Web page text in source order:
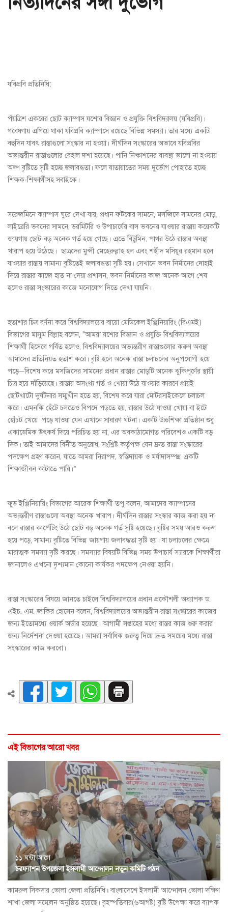
যবিপ্রবি প্রতিনিধি:
পঁয়ত্রিশ একরের ছোট ক্যাম্পাস যশোর বিজ্ঞান ও প্রযুক্তি বিশ্ববিদ্যালয় (যবিপ্রবি)।
গবেষণায় এগিয়ে থাকা যবিপ্রবি ক্যাম্পাসে রয়েছে বিভিন্ন সমস্যা। তার মধ্যে একটি
বহুদিন যাবৎ রাস্তাগুলো সংস্কার না হওয়া। দীর্ঘদিন সংস্কারের অভাবে যবিপ্রবির
অভ্যন্তরীন রাস্তাগুলোর বেহাল দশা হয়েছে। পানি নিষ্কাশনের ব্যবস্থা ভালো না হওয়ায়
অল্প বৃষ্টিতে সৃষ্টি হচ্ছে জলাবদ্ধতা। ফলে যাতায়াতের সময় দুর্ভোগ পোহাতে হচ্ছে
শিক্ষক-শিক্ষার্থীসহ সবাইকে।
সরেজমিনে ক্যাম্পাস ঘুরে দেখা যায়, প্রধান ফটকের সামনে, মসজিদে সামনের মোড়,
লাইব্রেরি ভবনের সামনে, ডরমিটরি ও উপাচার্যের বাস ভবনের যাওয়ার রাস্তায় কয়েকটি
জায়গায় ছোট-বড় অনেক গর্ত হয়ে গেছে। এতে বিটুমিন, পাথর উঠে রাস্তার অবস্থা
খারাপ হয়ে উঠেছে। ছাত্রদের মুন্সী মেহেরুল্লাহ হল এবং শহীদ মসিয়ূর রহমান হলে
যাওয়ার রাস্তায় সামান্য বৃষ্টিতেই জলাবদ্ধতা সৃষ্টি হয়। সেখানে ভবন নির্মানের দোহাই
দিয়ে রাস্তার কাজে হাত না দেয়া প্রশাসন, ভবন নির্মানের কাজ অনেক আগে শেষ
হলেও রাস্তা সংস্কারের কাজে মনোযোগ দিতে দেখা যায়নি।
হতাশার চিত্র বর্ণনা করে বিশ্ববিদ্যালয়ের বায়ো মেডিকেল ইঞ্জিনিয়ারিং (বিএমই)
বিভাগের মাসুম বিল্লাহ বলেন, "আমরা যশোর বিজ্ঞান ও প্রযুক্তি বিশ্ববিদ্যালয়ের
শিক্ষার্থী হিসেবে গর্বিত হলেও, বিশ্ববিদ্যালয়ের অভ্যন্তরীণ রাস্তাগুলোর করুণ অবস্থা
আমাদের প্রতিনিয়ত হতাশ করে। বৃষ্টি হলে অনেক রাস্তা চলাচলের অনুপযোগী হয়ে
পড়ে—বিশেষ করে মসজিদের সামনের প্রধান রাস্তার মোড়টি অনেক ঝুকিপূর্ণের স্থায়ী
চিত্র হয়ে দাঁড়িয়েছে। রাস্তায় অসংখ্য গর্ত ও খোয়া উঠে যাওয়ার কারণে প্রায়ই
ছোটখাটো দুর্ঘটনার সম্মুখীন হতে হয়, বিশেষ করে যারা মোটরসাইকেলে চলাচল
করে। এমনকি হেঁটে চলতেও বিপদে পড়তে হয়, রাস্তার উঠে যাওয়া খোয়া বা ইটে
হোঁচট খেয়ে পড়ে যাওয়া যেন এখানে সাধারণ ঘটনা। একটি উচ্চশিক্ষা প্রতিষ্ঠান শুধু
একাডেমিক উৎকর্ষ দিয়ে পরিচিত হয় না, এর অবকাঠামোগত পরিবেশও একটি বড়
দিক। তাই আমাদের বিনীত অনুরোধ, সংশ্লিষ্ট কর্তৃপক্ষ যেন দ্রুত রাস্তা সংস্কারের
পদক্ষেপ গ্রহণ করেন, যাতে আমরা নিরাপদ, স্বস্তিদায়ক ও মর্যাদাসম্পন্ন একটি
শিক্ষাজীবন কাটাতে পারি।”
ফুড ইঞ্জিনিয়ারিং বিভাগের আরেক শিক্ষার্থী তপু বলেন, আমাদের ক্যাম্পাসের
অভ্যন্তরীণ রাস্তাগুলো অবস্থা অনেক খারাপ। দীর্ঘদিন রাস্তার সংস্কার কাজ করা হয় না
বলে রাস্তার কার্পেটিং উঠে ছোট বড় অনেক গর্ত সৃষ্টি হয়েছে। বৃষ্টির সময় আরও করুণ
হয়ে পড়ে, সামান্য বৃষ্টিতে বিভিন্ন জায়গায় জলাবদ্ধতা সৃষ্টি হয়। যা চলাচলের ক্ষেত্রে
মারাত্মক সমস্যা সৃষ্টি করছে। সমস্যার বিষয়টি বিভিন্ন সময় উপাচার্য স্যারকে শিক্ষার্থীরা
জানালেও এখনো দৃশ্যমান কোনো কার্যকর পদক্ষেপ নেওয়া হয়নি।
রাস্তা সংস্কারের বিষয়ে জানতে চাইলে বিশ্ববিদ্যালয়ের প্রধান প্রকৌশলী অধ্যাপক ড.
এইচ. এম. জাকির হোসেন বলেন, বিশ্ববিদ্যালয়ের অভ্যন্তরীন রাস্তা সংস্কারের কাজের
জন্য ইতোমধ্যে ওয়ার্ক অর্ডার হয়েছে। আগামী সপ্তাহের মধ্যে রাস্তর কাজ শুরু করার
জন্য নির্দেশনা দেওয়া হয়েছে। আমরা সর্বাধিক গুরুত্ব দিয়ে দ্রুত সময়ের মধ্যে রাস্তা
সংস্কারের কাজ করবো।
এই বিভাগের আরো খবর
১১ ঘন্টা আগে
চরফ্যাশন উপজেলা ইসলামী আন্দোলন নতুন কমিটি গঠন
কামরুল সিকদার ভোলা জেলা প্রতিনিধি॥ বাংলাদেশে ইসলামী আন্দোলন ভোলা দক্ষিণ
শাখা জেলা সম্মেলন অনুষ্ঠিত হয়েছে। বৃহস্পতিবার(৬আগষ্ট) বৃষ্টি উপেক্ষা করে ব্যাপক